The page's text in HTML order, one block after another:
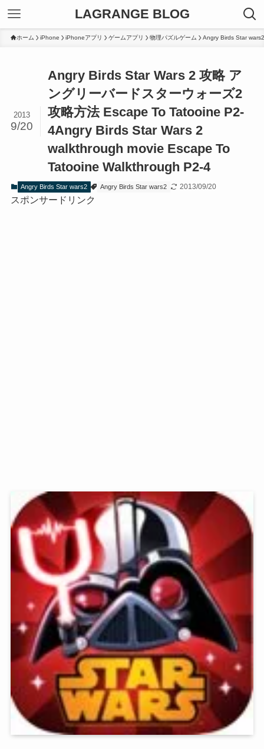
LAGRANGE BLOG
ホーム iPhone iPhoneアプリ ゲームアプリ 物理パズルゲーム Angry Birds Star wars2
Angry Birds Star Wars 2 攻略 ア
ングリーバードスターウォーズ2
攻略方法 Escape To Tatooine P2-
4Angry Birds Star Wars 2
walkthrough movie Escape To
Tatooine Walkthrough P2-4
2013
9/20
Angry Birds Star wars2 Angry Birds Star wars2 2013/09/20
スポンサードリンク